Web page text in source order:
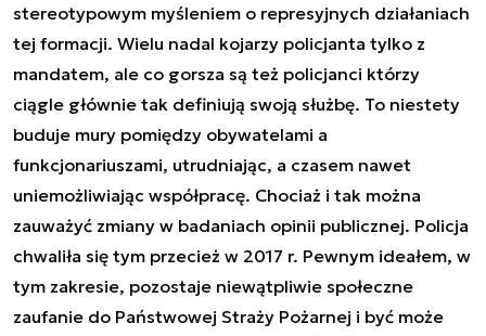
stereotypowym myśleniem o represyjnych działaniach
tej formacji. Wielu nadal kojarzy policjanta tylko z
mandatem, ale co gorsza są też policjanci którzy
ciągle głównie tak definiują swoją służbę. To niestety
buduje mury pomiędzy obywatelami a
funkcjonariuszami, utrudniając, a czasem nawet
uniemożliwiając współpracę. Chociaż i tak można
zauważyć zmiany w badaniach opinii publicznej. Policja
chwaliła się tym przecież w 2017 r. Pewnym ideałem, w
tym zakresie, pozostaje niewątpliwie społeczne
zaufanie do Państwowej Straży Pożarnej i być może